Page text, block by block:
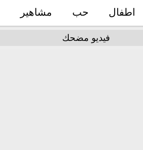
اطفال حب مشاهير
فيديو مضحك